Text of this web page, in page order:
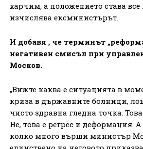
харчим, а положението става все
изчислява ексминистърът.
И добавя , че терминът
негативен смисъл при
Москов.
„Вижте каква е ситуацията в
криза в държавните болници,
чисто здравна гледна точка.
Не, това е регрес и деформация.
колко много върши министър